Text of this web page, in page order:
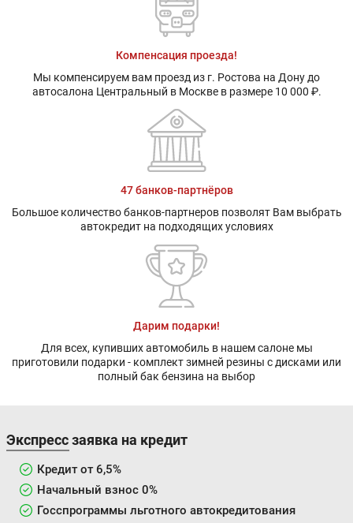
Компенсация проезда!
Мы компенсируем вам проезд из г. Ростова на Дону до
автосалона Центральный в Москве в размере 10 000 ₽.
47 банков-партнёров
Большое количество банков-партнеров позволят Вам выбрать
автокредит на подходящих условиях
Дарим подарки!
Для всех, купивших автомобиль в нашем салоне мы
приготовили подарки - комплект зимней резины с дисками или
полный бак бензина на выбор
Экспресс заявка на кредит
Кредит от 6,5%
Начальный взнос 0%
Госспрограммы льготного автокредитования